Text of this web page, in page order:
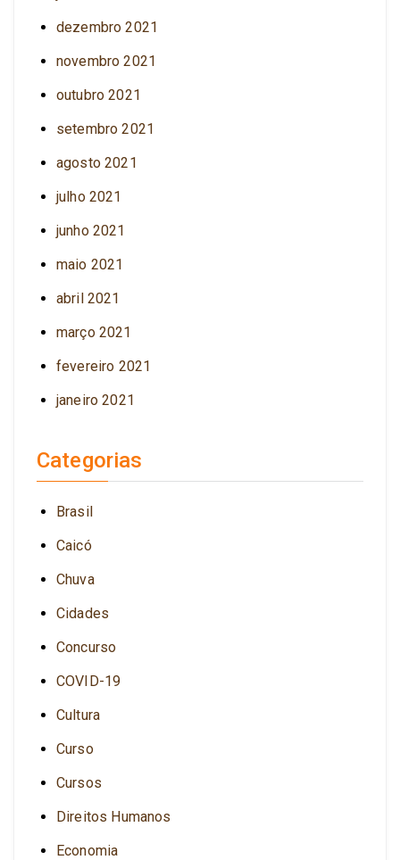
dezembro 2021
novembro 2021
outubro 2021
setembro 2021
agosto 2021
julho 2021
junho 2021
maio 2021
abril 2021
março 2021
fevereiro 2021
janeiro 2021
Categorias
Brasil
Caicó
Chuva
Cidades
Concurso
COVID-19
Cultura
Curso
Cursos
Direitos Humanos
Economia